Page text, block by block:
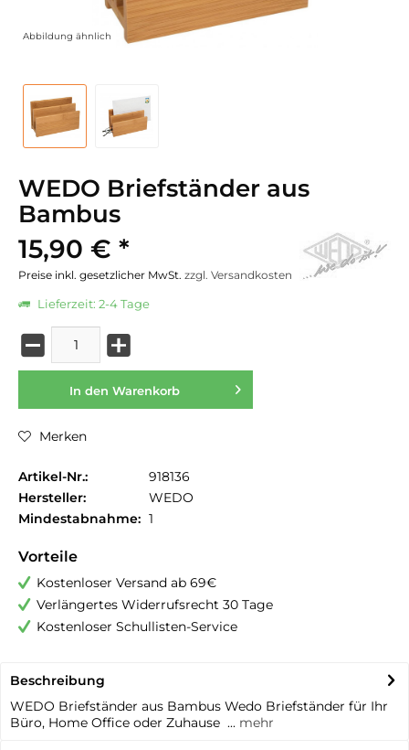
Abbildung ähnlich
WEDO Briefständer aus
Bambus
15,90 € *
Preise inkl. gesetzlicher MwSt. zzgl. Versandkosten
Lieferzeit: 2-4 Tage
In den Warenkorb
Merken
Artikel-Nr.:
918136
Hersteller:
WEDO
Mindestabnahme: 1
Vorteile
Kostenloser Versand ab 69€
Verlängertes Widerrufsrecht 30 Tage
Kostenloser Schullisten-Service
Beschreibung
WEDO Briefständer aus Bambus Wedo Briefständer für Ihr
Büro, Home Office oder Zuhause ... mehr